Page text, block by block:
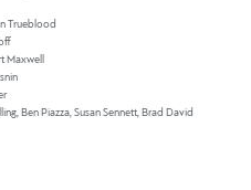
Trueblood
Maxwell
Ben Piazza, Susan Sennett, Brad David